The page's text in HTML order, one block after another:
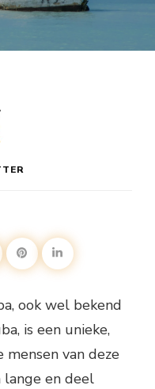
ook wel bekend
is een unieke,
mensen van deze
lange en deel